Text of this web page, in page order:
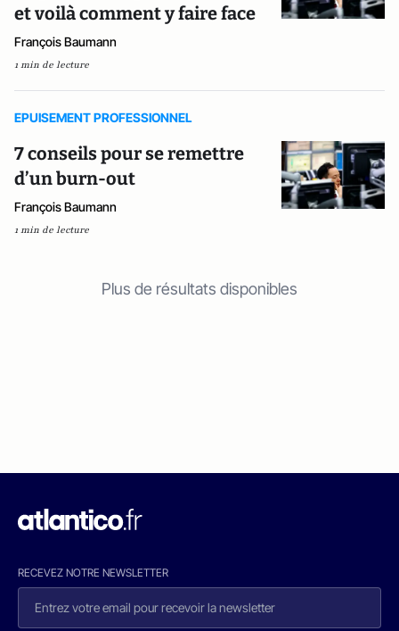
et voilà comment y faire face
François Baumann
1 min de lecture
EPUISEMENT PROFESSIONNEL
7 conseils pour se remettre
d’un burn-out
François Baumann
1 min de lecture
Plus de résultats disponibles
RECEVEZ NOTRE NEWSLETTER